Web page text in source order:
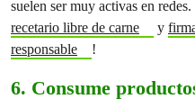
suelen ser muy activas en
recetario libre de carne
y
responsable
!
6. Consume